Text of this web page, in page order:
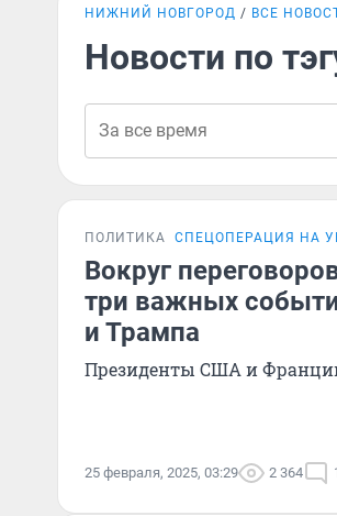
НИЖНИЙ НОВГОРОД ВСЕ
Новости по
ПОЛИТИКА СПЕЦОПЕРАЦИЯ НА
Вокруг
три важных
и Трампа
Президенты США и
25 февраля, 2025, 03:29 2 364